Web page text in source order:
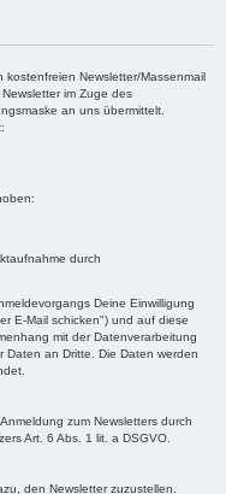
Newsletter/Massenmail
im Zuge des
an uns übermittelt.
durch
Deine Einwilligung
E-Mail schicken") und auf diese
mit der Datenverarbeitung
Daten an Dritte. Die Daten werden
zum Newsletters durch
Art. 6 Abs. 1 lit. a DSGVO.
den Newsletter zuzustellen.